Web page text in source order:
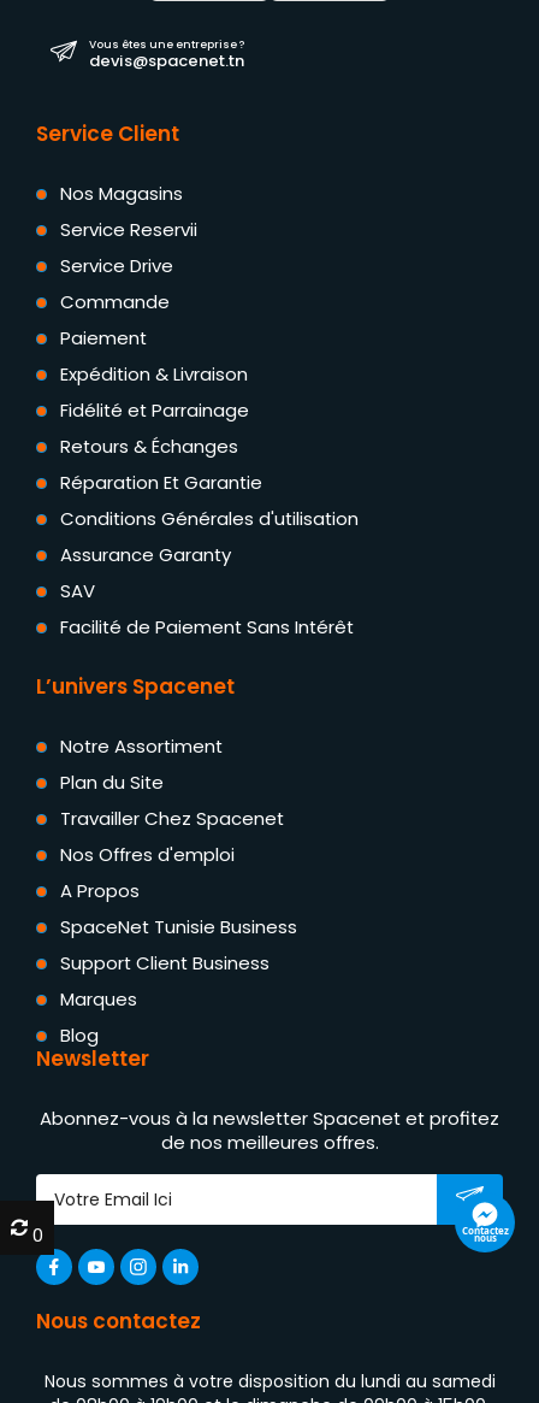
Vous êtes une entreprise ?
devis@spacenet.tn
Service Client
Nos Magasins
Service Reservii
Service Drive
Commande
Paiement
Expédition & Livraison
Fidélité et Parrainage
Retours & Échanges
Réparation Et Garantie
Conditions Générales d'utilisation
Assurance Garanty
SAV
Facilité de Paiement Sans Intérêt
L’univers Spacenet
Notre Assortiment
Plan du Site
Travailler Chez Spacenet
Nos Offres d'emploi
A Propos
SpaceNet Tunisie Business
Support Client Business
Marques
Blog
Newsletter
Abonnez-vous à la newsletter Spacenet et profitez
de nos meilleures offres.
Nous contactez
Nous sommes à votre disposition du lundi au samedi
0
0